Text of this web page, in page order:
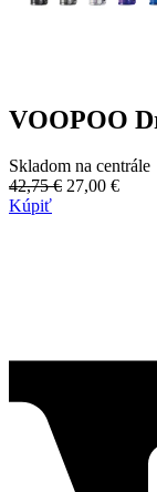
VOOPOO
Skladom na centrále
42,75 € 27,00 €
Kúpiť